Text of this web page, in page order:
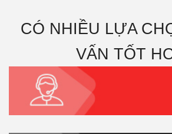
CÓ NHIỀU LỰA
VẤN TỐT